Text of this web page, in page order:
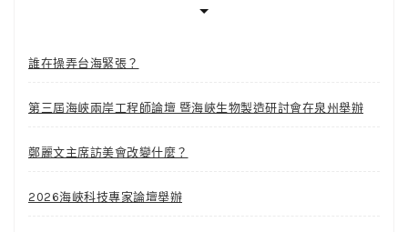
誰在操弄台海緊張？
第三屆海峽兩岸工程師論壇 暨海峽生物製造研討會在泉州舉辦
鄭麗文主席訪美會改變什麼？
2026海峽科技專家論壇舉辦